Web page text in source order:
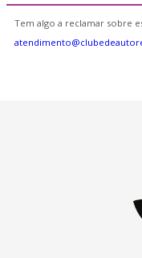
Tem algo a reclamar sobre